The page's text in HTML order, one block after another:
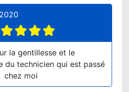
la gentillesse et le
du technicien qui est passé
chez moi